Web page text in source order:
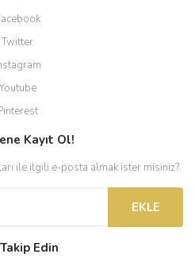
Twitter
Youtube
Kayıt Ol!
ile ilgili e-posta almak ister misiniz?
EKLE
Edin